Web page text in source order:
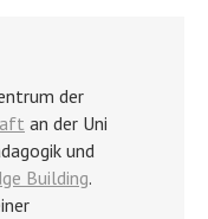
der
an der Uni
und
Building.